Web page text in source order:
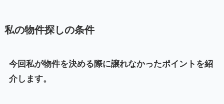
私の物件探しの条件
今回私が物件を決める際に譲れなかったポイントを紹
介します。